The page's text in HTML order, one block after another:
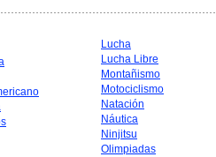
Lucha
Lucha Libre
Montañismo
Motociclismo
Natación
Náutica
Ninjitsu
Olimpiadas